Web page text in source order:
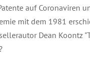
auf Coronaviren
mit dem 1981
Dean Koontz